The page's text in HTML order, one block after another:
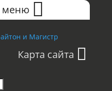
меню
Карта сайта